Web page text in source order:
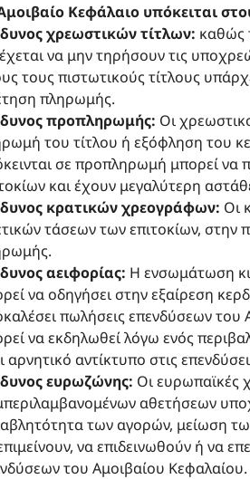
Κεφάλαιο υπόκειται
χρεωστικών τίτλων: καθώς
να μην τηρήσουν τις
τους πιστωτικούς τίτλους
πληρωμής.
προπληρωμής: Οι
του τίτλου ή εξόφληση του
σε προπληρωμή μπορεί να
και έχουν μεγαλύτερη
κρατικών χρεογράφων: Οι
τάσεων των επιτοκίων, στην
αειφορίας: Η ενσωμάτωση
να οδηγήσει στην εξαίρεση
πωλήσεις επενδύσεων του
να εκδηλωθεί λόγω ενός
αρνητικό αντίκτυπο στις
ευρωζώνης: Οι ευρωπαϊκές
αθετήσεων
των αγορών, μείωση
να επιδεινωθούν ή να
του Αμοιβαίου Κεφαλαίου.